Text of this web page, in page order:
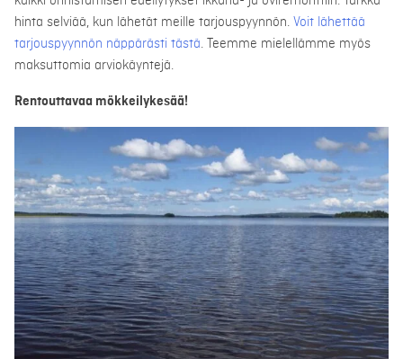
hinta selviää, kun lähetät meille tarjouspyynnön. Voit lähettää
tarjouspyynnön näppärästi tästä. Teemme mielellämme myös
maksuttomia arviokäyntejä.
Rentouttavaa mökkeilykesää!